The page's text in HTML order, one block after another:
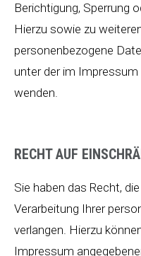
Berichtigung, Sperrung
Hierzu sowie zu
personenbezogene
unter der im
wenden.
RECHT AUF
Sie haben das Recht,
Verarbeitung Ihrer
verlangen. Hierzu
Impressum